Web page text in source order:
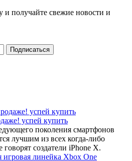
получайте свежие новости и
успей купить
поколения смартфонов
лучшим из всех когда-либо
создатели iPhone X.